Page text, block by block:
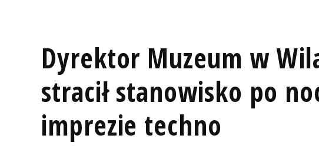
Dyrektor Muzeum w
stracił stanowisko po
imprezie techno